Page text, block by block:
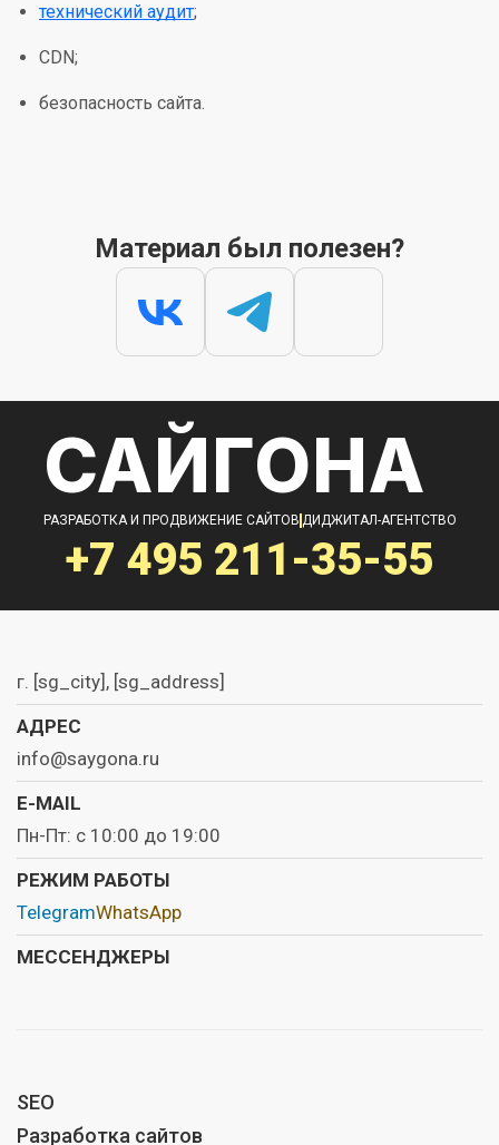
технический аудит;
CDN;
безопасность сайта.
Материал был полезен?
САЙГОНА
РАЗРАБОТКА И ПРОДВИЖЕНИЕ САЙТОВ ДИДЖИТАЛ-АГЕНТСТВО
+7 495 211-35-55
г. [sg_city], [sg_address]
АДРЕС
info@saygona.ru
E-MAIL
Пн-Пт: с 10:00 до 19:00
РЕЖИМ РАБОТЫ
TelegramWhatsApp
МЕССЕНДЖЕРЫ
SEO
Разработка сайтов